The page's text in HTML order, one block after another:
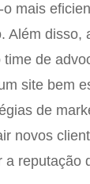
o mais
Além disso,
time de
site bem
de
novos
a reputação